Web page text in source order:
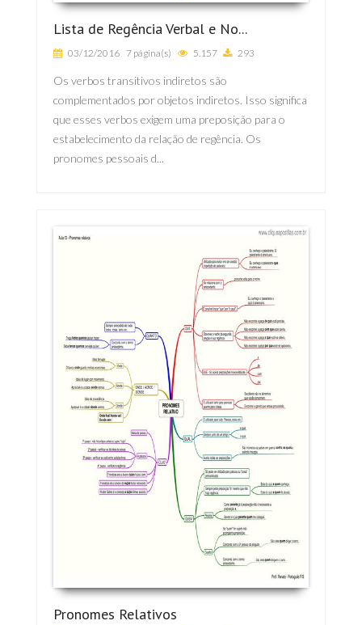
Lista de Regência Verbal e No...
03/12/2016 7 página(s) 5.157 293
Os verbos transitivos indiretos são
complementados por objetos indiretos. Isso significa
que esses verbos exigem uma preposição para o
estabelecimento da relação de regência. Os
pronomes pessoais d...
Pronomes Relativos